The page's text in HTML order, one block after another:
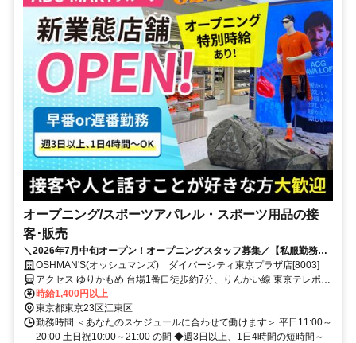
オープニング/スポーツアパレル・スポーツ用品の接
客･販売
＼2026年7月中旬オープン！オープニングスタッフ募集／【私服勤務
OK】ノルマ無し♪アパレル＆スポーツ用品店のスタッフ募集★接客デビ
ュー大歓迎◎
OSHMAN'S(オッシュマンズ) ダイバーシティ東京プラザ店[8003]
アクセス ゆりかもめ 台場1番口徒歩約7分、りんかい線 東京テレポー
トA口徒歩約7分、ゆりかもめ 青海（東京都）1番口徒歩約8分
時給1,400円以上
東京都東京23区江東区
勤務時間 ＜あなたのスケジュールに合わせて働けます＞ 平日11:00～
20:00 土日祝10:00～21:00 の間 ◆週3日以上、1日4時間の短時間～